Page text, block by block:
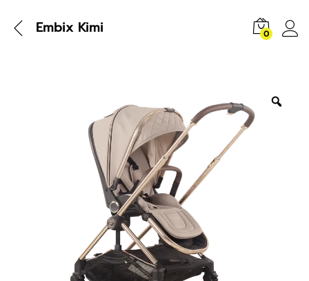
Embix Kimi 0